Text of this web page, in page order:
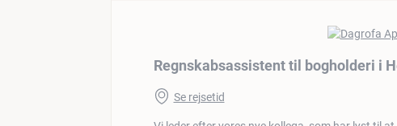
Regnskabsassistent til bogholderi i
Se rejsetid